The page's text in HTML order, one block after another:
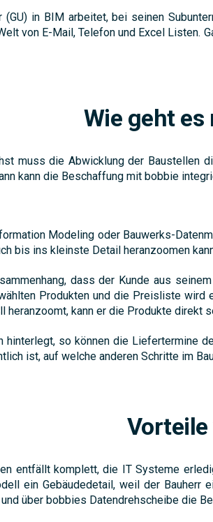
(GU) in BIM arbeitet, bei seinen
von E-Mail, Telefon und Excel Listen.
Wie geht
muss die Abwicklung der Baustellen
kann die Beschaffung mit bobbie
Modeling oder Bauwerks-
bis ins kleinste Detail heranzoomen
dass der Kunde aus
Produkten und die Preisliste
heranzoomt, kann er die Produkte direkt
hinterlegt, so können die
ist, auf welche anderen Schritte im
entfällt komplett, die IT Systeme
ein Gebäudedetail, weil der
über bobbies Datendrehscheibe die